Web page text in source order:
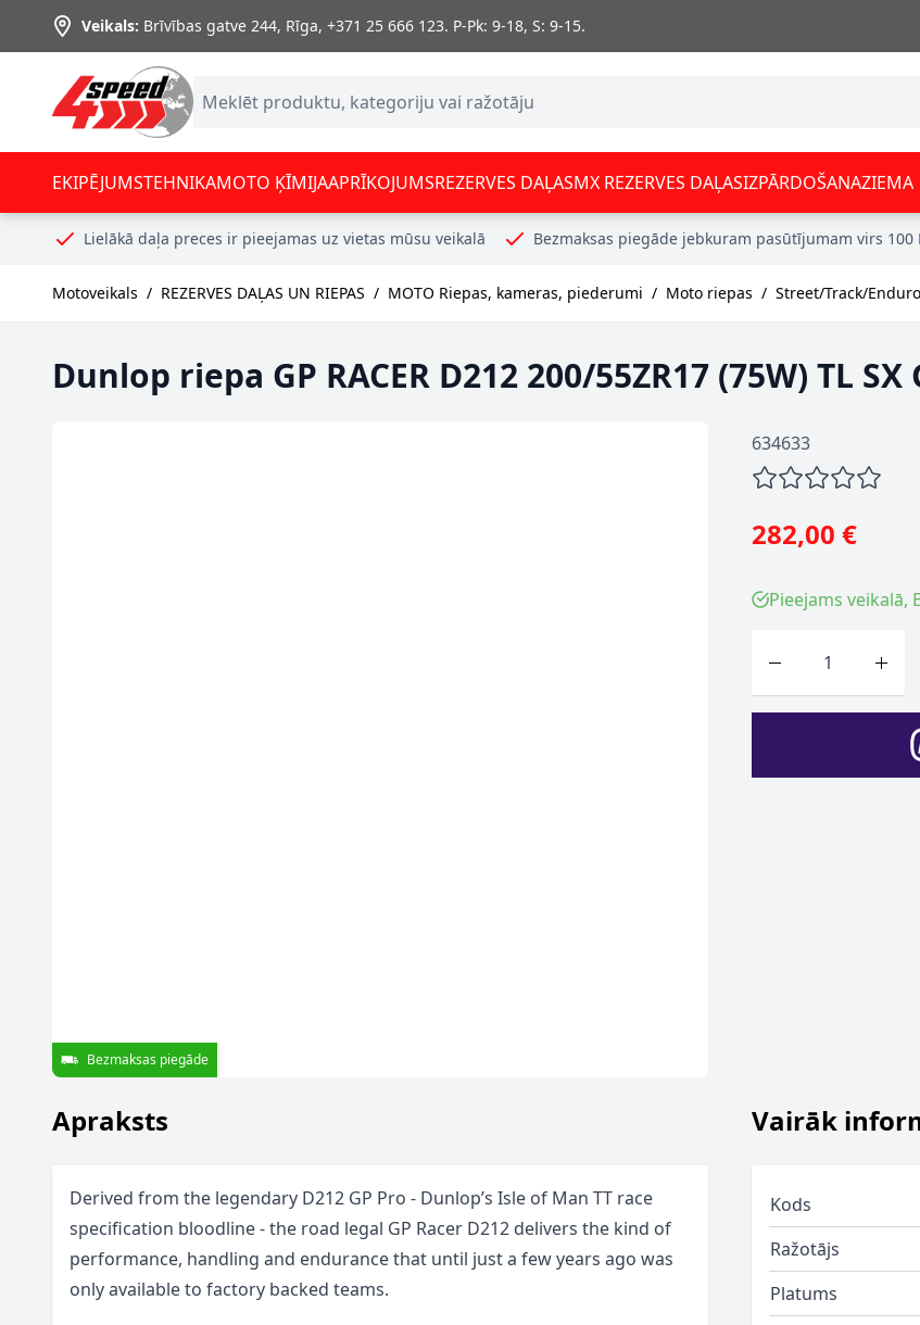
Skip to Content
Veikals: Brīvības gatve 244, Rīga, +371 25 666 123. P-Pk: 9-18, S: 9-15.
EKIPĒJUMSTEHNIKAMOTO ĶĪMIJAAPRĪKOJUMSREZERVES DAĻASMX REZERVES DAĻASIZPĀRDOŠANAZIEMA
Lielākā daļa preces ir pieejamas uz vietas mūsu veikalā Bezmaksas piegāde jebkuram pasūtījumam virs 100
Motoveikals / REZERVES DAĻAS UN RIEPAS / MOTO Riepas, kameras, piederumi / Moto riepas / Street/Track/
Dunlop riepa GP RACER D212 200/55ZR17 (75W) TL SX
634633
Bezmaksas piegāde
282,00 €
Pieejams veikalā,
Apraksts
Derived from the legendary D212 GP Pro - Dunlop’s Isle of Man TT race
specification bloodline - the road legal GP Racer D212 delivers the kind of
performance, handling and endurance that until just a few years ago was
only available to factory backed teams.
Vairāk
Kods
Ražotājs
Platums